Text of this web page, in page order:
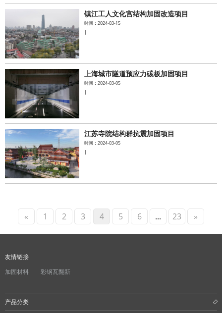
镇江工人文化宫结构加固改造项目
时间：2024-03-15
|
上海城市隧道预应力碳板加固项目
时间：2024-03-05
|
江苏寺院结构群抗震加固项目
时间：2024-03-05
|
« 1 2 3 4 5 6 ... 23 »
友情链接
加固材料
彩钢瓦翻新
产品分类